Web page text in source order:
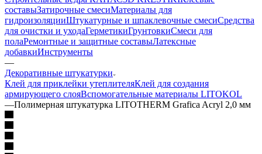
составыЗатирочные смесиМатериалы для
гидроизоляцииШтукатурные и шпаклевочные смесиСредства
для очистки и уходаГерметикиГрунтовкиСмеси для
полаРемонтные и защитные составыЛатексные
добавкиИнструменты
—
Декоративные штукатурки
Клей для приклейки утеплителяКлей для создания
армирующего слояВспомогательные материалы LITOKOL
—Полимерная штукатурка LITOTHERM Grafica Acryl 2,0 мм